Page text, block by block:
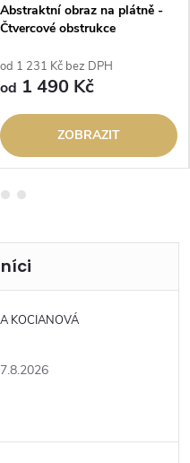
Abstraktní obraz na plátně -
Čtvercové obstrukce
od 1 231 Kč bez DPH
od 1 490 Kč
ZOBRAZIT
KOCIANOVÁ
7.8.2026